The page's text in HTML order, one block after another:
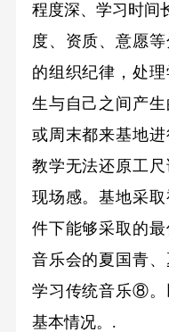
程度深、学习时间
度、资质、意愿
的组织纪律，处
生与自己之间产
或周末都来基地
教学无法还原工
现场感。基地采
件下能够采取的
音乐会的夏国青
学习传统音乐⑧。
基本情况。.